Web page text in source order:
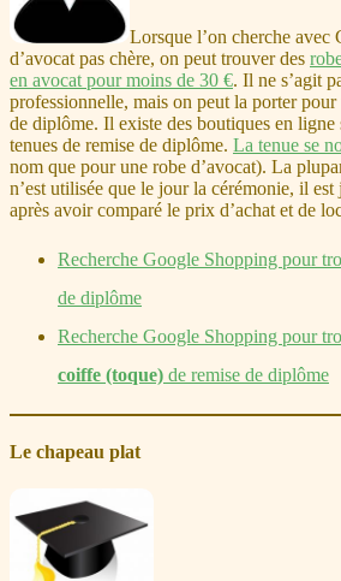
Lorsque l’on cherche avec
d’avocat pas chère, on peut trouver des
en avocat pour moins de 30 €. Il ne s’agit
professionnelle, mais on peut la porter
de diplôme. Il existe des boutiques en ligne
tenues de remise de diplôme. La tenue se
nom que pour une robe d’avocat). La
n’est utilisée que le jour la cérémonie, il
après avoir comparé le prix d’achat et de
Recherche Google Shopping pour
de diplôme
Recherche Google Shopping pour
coiffe (toque) de remise de diplôme
Le chapeau plat